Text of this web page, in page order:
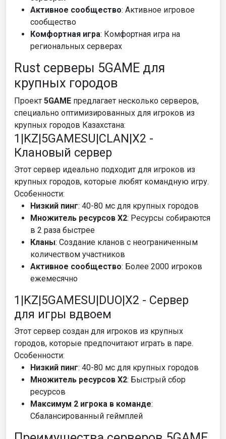
Активное сообщество: Активное игровое
сообщество
Комфортная игра: Комфортная игра на
региональных серверах
Rust серверы 5GAME для
крупных городов
Проект 5GAME предлагает несколько серверов,
специально оптимизированных для игроков из
крупных городов Казахстана:
1|KZ|5GAMESU|CLAN|X2 -
Клановый сервер
Этот сервер идеально подходит для игроков из
крупных городов, которые любят командную игру.
Особенности:
Низкий пинг: 40-80 мс для крупных городов
Множитель ресурсов X2: Ресурсы собираются
в 2 раза быстрее
Кланы: Создание кланов с неограниченным
количеством участников
Активное сообщество: Более 2000 игроков
ежемесячно
1|KZ|5GAMESU|DUO|X2 - Сервер
для игры вдвоем
Этот сервер создан для игроков из крупных
городов, которые предпочитают играть в паре.
Особенности:
Низкий пинг: 40-80 мс для крупных городов
Множитель ресурсов X2: Быстрый сбор
ресурсов
Максимум 2 игрока в команде:
Сбалансированный геймплей